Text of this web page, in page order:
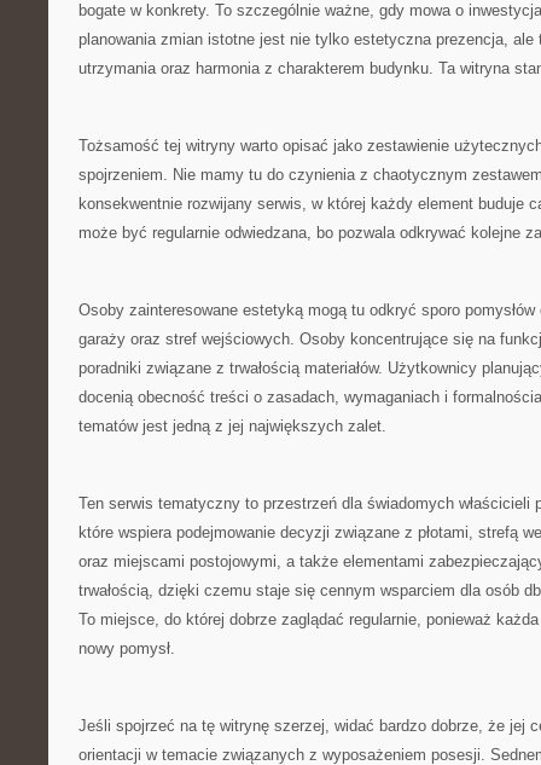
bogate w konkrety. To szczególnie ważne, gdy mowa o
planowania zmian istotne jest nie tylko estetyczna prezencja,
utrzymania oraz harmonia z charakterem budynku. Ta witryna
Tożsamość tej witryny warto opisać jako zestawienie
spojrzeniem. Nie mamy tu do czynienia z chaotycznym
konsekwentnie rozwijany serwis, w której każdy element buduje
może być regularnie odwiedzana, bo pozwala odkrywać kolejne
Osoby zainteresowane estetyką mogą tu odkryć sporo
garaży oraz stref wejściowych. Osoby koncentrujące się na
poradniki związane z trwałością materiałów. Użytkownicy
docenią obecność treści o zasadach, wymaganiach i
tematów jest jedną z jej największych zalet.
Ten serwis tematyczny to przestrzeń dla świadomych właścicieli
które wspiera podejmowanie decyzji związane z płotami, strefą
oraz miejscami postojowymi, a także elementami
trwałością, dzięki czemu staje się cennym wsparciem dla osób
To miejsce, do której dobrze zaglądać regularnie, ponieważ
nowy pomysł.
Jeśli spojrzeć na tę witrynę szerzej, widać bardzo dobrze, że jej
orientacji w temacie związanych z wyposażeniem posesji.